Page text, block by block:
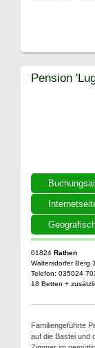
Pension
01824 Rathen
Waltersdorfer Berg
Telefon: 035024
18 Betten +
Familiengeführte
auf die Bastei und